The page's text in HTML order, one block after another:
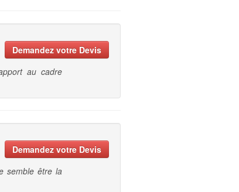
Demandez votre Devis
au cadre
Demandez votre Devis
semble être la